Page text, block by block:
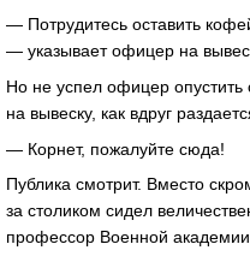
— Потрудитесь оставить
— указывает офицер на
Но не успел офицер опустить
на вывеску, как вдруг
— Корнет, пожалуйте сюда!
Публика смотрит. Вместо
за столиком сидел
профессор Военной